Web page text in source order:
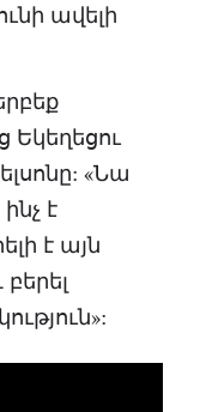
ավելի
Եկեղեցու
«Նա
է
է այն